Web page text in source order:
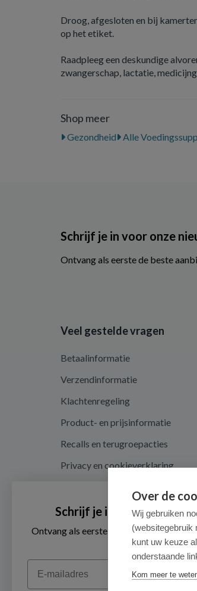
Droog, afgesloten en bij
op het etiket.
Raadpleeg een deskundige
zwangerschap, lactatie,
Shop meer
Gezondheid Alle
Schrijf je in voor onze
Ontvang als eerste de beste
Veel gestelde vragen
Betaalinformatie
Verzendinformatie
Klachtenregeling
Product- en prijsinformatie
Recalls en terugroepacties
Privacy en cookieverklaring
Algemene voorwaarden
Herroepingsrecht en retouren
Over de
Wij gebruiken
(websitegebruik
kunt uw keuze
onderstaande
Kom meer te
Schrijf je in voor onze
Ontvang als eerste de beste
advies
Email